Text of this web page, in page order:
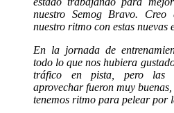
nuestro Semog Bravo. Creo
nuestro ritmo con estas nuevas
En la jornada de
todo lo que nos hubiera
tráfico en pista, pero las
aprovechar fueron muy
tenemos ritmo para pelear por